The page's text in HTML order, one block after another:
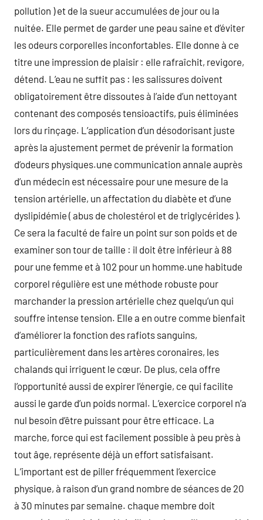
pollution ) et de la sueur accumulées de jour ou la
nuitée. Elle permet de garder une peau saine et d’éviter
les odeurs corporelles inconfortables. Elle donne à ce
titre une impression de plaisir : elle rafraîchit, revigore,
détend. L’eau ne suffit pas : les salissures doivent
obligatoirement être dissoutes à l’aide d’un nettoyant
contenant des composés tensioactifs, puis éliminées
lors du rinçage. L’application d’un désodorisant juste
après la ajustement permet de prévenir la formation
d’odeurs physiques.une communication annale auprès
d’un médecin est nécessaire pour une mesure de la
tension artérielle, un affectation du diabète et d’une
dyslipidémie ( abus de cholestérol et de triglycérides ).
Ce sera la faculté de faire un point sur son poids et de
examiner son tour de taille : il doit être inférieur à 88
pour une femme et à 102 pour un homme.une habitude
corporel régulière est une méthode robuste pour
marchander la pression artérielle chez quelqu’un qui
souffre intense tension. Elle a en outre comme bienfait
d’améliorer la fonction des rafiots sanguins,
particulièrement dans les artères coronaires, les
chalands qui irriguent le cœur. De plus, cela offre
l’opportunité aussi de expirer l’énergie, ce qui facilite
aussi le garde d’un poids normal. L’exercice corporel n’a
nul besoin d’être puissant pour être efficace. La
marche, force qui est facilement possible à peu près à
tout âge, représente déjà un effort satisfaisant.
L’important est de piller fréquemment l’exercice
physique, à raison d’un grand nombre de séances de 20
à 30 minutes par semaine. chaque membre doit